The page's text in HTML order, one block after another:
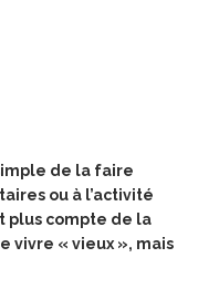
de la faire
ou à l’activité
plus compte de la
vivre « vieux », mais